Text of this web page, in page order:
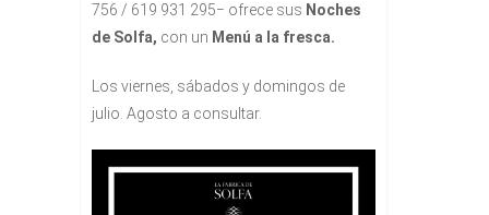
756 / 619 931 295− ofrece sus Noches
de Solfa, con un Menú a la fresca.
Los viernes, sábados y domingos de
julio. Agosto a consultar.